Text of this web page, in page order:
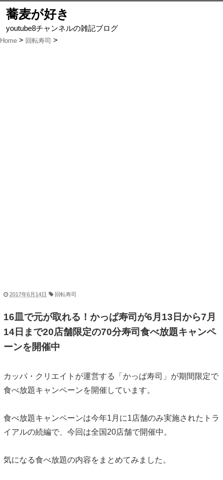
蕎麦が好き
youtube8チャンネルの雑記ブログ
Home 回転寿司
2017年6月14日 回転寿司
16皿で元が取れる！かっぱ寿司が6月13日から7月
14日まで20店舗限定の70分寿司食べ放題キャンペ
ーンを開催中
カッパ・クリエイトが運営する「かっぱ寿司」が期間限定で
食べ放題キャンペーンを開催しています。
食べ放題キャンペーンは今年1月に1店舗のみ実施されたトラ
イアルの続編で、今回は全国20店舗で開催中。
気になる食べ放題の内容をまとめてみました。